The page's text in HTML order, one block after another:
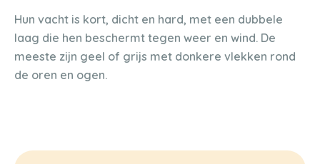
Hun vacht is kort, dicht en hard, met een dubbele
laag die hen beschermt tegen weer en wind. De
meeste zijn geel of grijs met donkere vlekken rond
de oren en ogen.